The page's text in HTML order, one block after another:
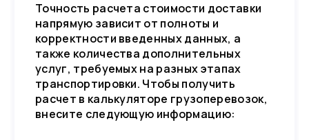
Точность расчета стоимости доставки
напрямую зависит от полноты и
корректности введенных данных, а
также количества дополнительных
услуг, требуемых на разных этапах
транспортировки. Чтобы получить
расчет в калькуляторе грузоперевозок,
внесите следующую информацию: